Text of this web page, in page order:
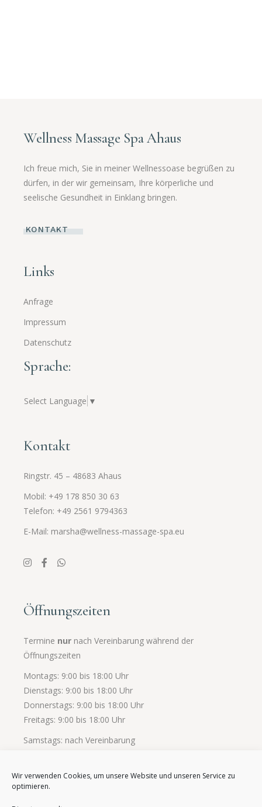
Wir verwenden Cookies, um unsere Website und unseren Service zu
optimieren.
Wellness Massage Spa Ahaus
Ich freue mich, Sie in meiner Wellnessoase begrüßen zu
dürfen, in der wir gemeinsam, Ihre körperliche und
seelische Gesundheit in Einklang bringen.
KONTAKT
Links
Anfrage
Impressum
Datenschutz
Sprache:
Select Language ▼
Kontakt
Ringstr. 45 – 48683 Ahaus
Mobil: +49 178 850 30 63
Telefon: +49 2561 9794363
E-Mail: marsha@wellness-massage-spa.eu
Öffnungszeiten
Termine nur nach Vereinbarung während der
Öffnungszeiten
Montags: 9:00 bis 18:00 Uhr
Dienstags: 9:00 bis 18:00 Uhr
Donnerstags: 9:00 bis 18:00 Uhr
Freitags: 9:00 bis 18:00 Uhr
Samstags: nach Vereinbarung